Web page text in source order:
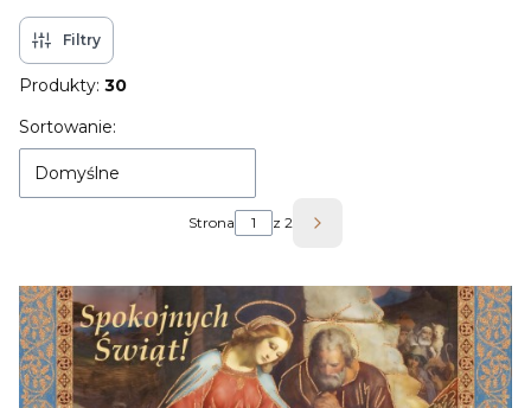
Filtry
Produkty: 30
Lista produktów
Sortowanie:
Domyślne
Strona z 2 Następne produkty